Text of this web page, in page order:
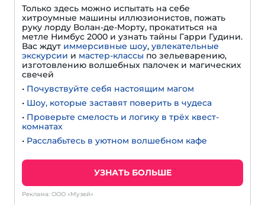
Только здесь можно испытать на себе
хитроумные машины иллюзионистов, пожать
руку лорду Волан-де-Морту, прокатиться на
метле Нимбус 2000 и узнать тайны Гарри Гудини.
Вас ждут иммерсивные шоу, увлекательные
экскурсии и мастер-классы по зельеварению,
изготовлению волшебных палочек и магических
свечей
• Почувствуйте себя настоящим магом
• Шоу, которые заставят поверить в чудеса
• Проверьте смелость и логику в трёх квест-
комнатах
• Расслабьтесь в уютном волшебном кафе
УЗНАТЬ БОЛЬШЕ
Реклама: ООО «Музей»